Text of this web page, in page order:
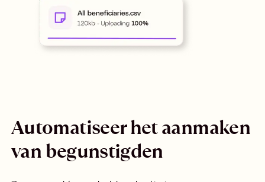
Automatiseer het aanmaken
van begunstigden